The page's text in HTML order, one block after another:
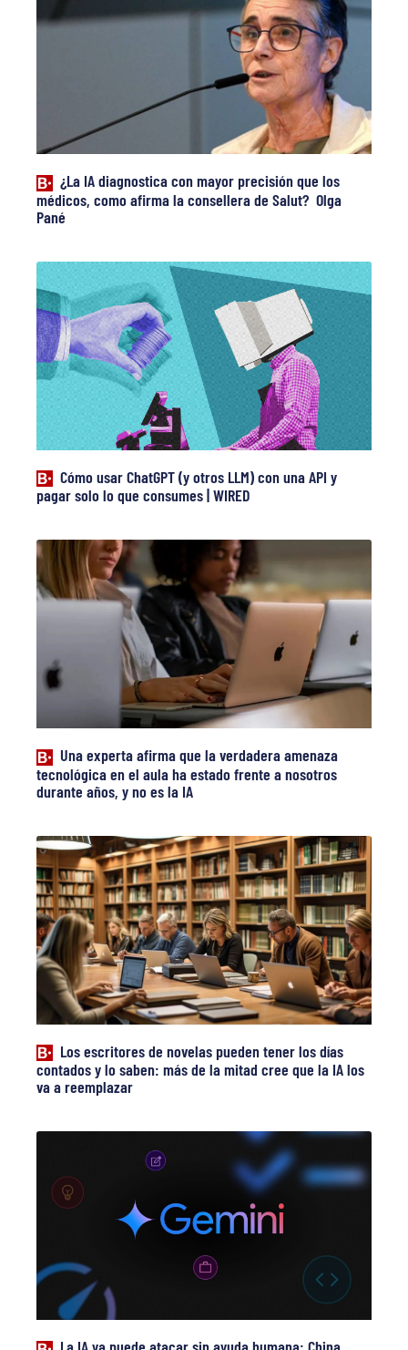
¿La IA diagnostica con mayor precisión que los
médicos, como afirma la consellera de Salut? Olga
Pané
Cómo usar ChatGPT (y otros LLM) con una API y
pagar solo lo que consumes | WIRED
Una experta afirma que la verdadera amenaza
tecnológica en el aula ha estado frente a nosotros
durante años, y no es la IA
Los escritores de novelas pueden tener los días
contados y lo saben: más de la mitad cree que la IA los
va a reemplazar